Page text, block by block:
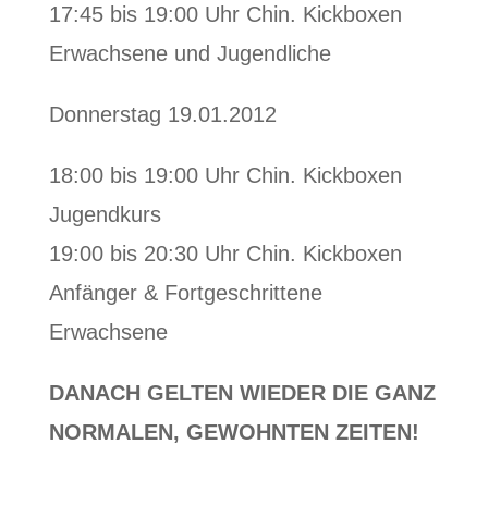
17:45 bis 19:00 Uhr Chin. Kickboxen
Erwachsene und Jugendliche
Donnerstag 19.01.2012
18:00 bis 19:00 Uhr Chin. Kickboxen
Jugendkurs
19:00 bis 20:30 Uhr Chin. Kickboxen
Anfänger & Fortgeschrittene
Erwachsene
DANACH GELTEN WIEDER DIE GANZ
NORMALEN, GEWOHNTEN ZEITEN!